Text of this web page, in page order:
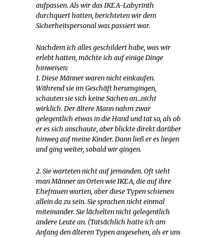
aufpassen. Als wir das IKEA-Labyrinth
durchquert hatten, berichteten wir dem
Sicherheitspersonal was passiert war.
Nachdem ich alles geschildert habe, was wir
erlebt hatten, möchte ich auf einige Dinge
hinweisen:
1. Diese Männer waren nicht einkaufen.
Während sie im Geschäft herumgingen,
schauten sie sich keine Sachen an…nicht
wirklich. Der ältere Mann nahm zwar
gelegentlich etwas in die Hand und tat so, als ob
er es sich anschaute, aber blickte direkt darüber
hinweg auf meine Kinder. Dann ließ er es liegen
und ging weiter, sobald wir gingen.
2. Sie warteten nicht auf jemanden. Oft sieht
man Männer an Orten wie IKEA, die auf ihre
Ehefrauen warten, aber diese Typen schienen
allein da zu sein. Sie sprachen nicht einmal
miteinander. Sie lächelten nicht gelegentlich
andere Leute an. (Tatsächlich hatte ich am
Anfang den älteren Typen angesehen, als er uns